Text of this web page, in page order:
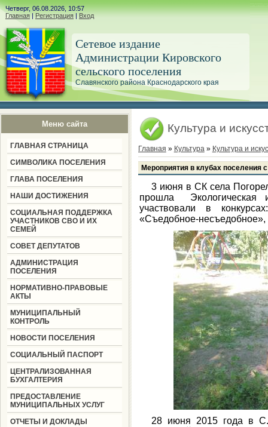
Четверг, 06.08.2026, 10:57
Главная | Регистрация | Вход
Сетевое издание
Администрации Кировского
сельского поселения
Славянского района Краснодарского края
Меню сайта
ГЛАВНАЯ СТРАНИЦА
СИМВОЛИКА ПОСЕЛЕНИЯ
ГЛАВА ПОСЕЛЕНИЯ
НАШИ ДОСТИЖЕНИЯ
СОЦИАЛЬНАЯ ПОДДЕРЖКА
УЧАСТНИКОВ СВО И ИХ
СЕМЕЙ
СОВЕТ ДЕПУТАТОВ
АДМИНИСТРАЦИЯ
ПОСЕЛЕНИЯ
НОРМАТИВНО-ПРАВОВЫЕ
АКТЫ
МУНИЦИПАЛЬНЫЙ
КОНТРОЛЬ
НОВОСТИ ПОСЕЛЕНИЯ
СОЦИАЛЬНЫЙ ПАСПОРТ
ЦЕНТРАЛИЗОВАННАЯ
БУХГАЛТЕРИЯ
ПРЕДОСТАВЛЕНИЕ
МУНИЦИПАЛЬНЫХ УСЛУГ
ОТЧЕТЫ И ДОКЛАДЫ
Культура и
Главная » Культура» Культура и
Мероприятия в клубах поселения
3 июня в СК села
прошла
участвовали в
«Съедобное-
28 июня 2015 года в